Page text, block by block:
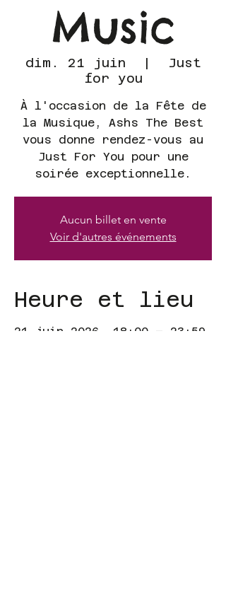
Music
dim. 21 juin
  |
Just
for you
À l'occasion de la Fête de
la Musique, Ashs The Best
vous donne rendez-vous au
Just For You pour une
soirée exceptionnelle.
Aucun billet en vente
Voir d'autres événements
Heure et lieu
21 juin 2026, 18:00 – 23:59